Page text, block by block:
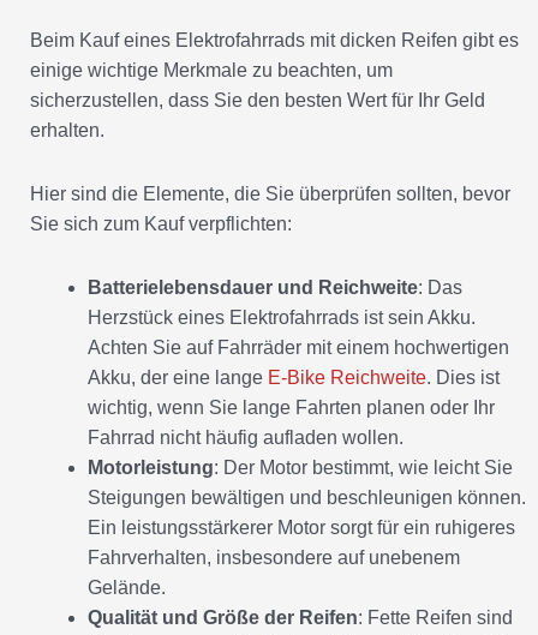
Beim Kauf eines Elektrofahrrads mit dicken Reifen gibt es
einige wichtige Merkmale zu beachten, um
sicherzustellen, dass Sie den besten Wert für Ihr Geld
erhalten.
Hier sind die Elemente, die Sie überprüfen sollten, bevor
Sie sich zum Kauf verpflichten:
Batterielebensdauer und Reichweite: Das
Herzstück eines Elektrofahrrads ist sein Akku.
Achten Sie auf Fahrräder mit einem hochwertigen
Akku, der eine lange E-Bike Reichweite. Dies ist
wichtig, wenn Sie lange Fahrten planen oder Ihr
Fahrrad nicht häufig aufladen wollen.
Motorleistung: Der Motor bestimmt, wie leicht Sie
Steigungen bewältigen und beschleunigen können.
Ein leistungsstärkerer Motor sorgt für ein ruhigeres
Fahrverhalten, insbesondere auf unebenem
Gelände.
Qualität und Größe der Reifen: Fette Reifen sind